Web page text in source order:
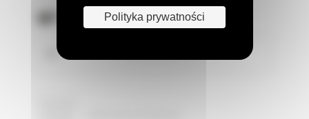
NIP FIRMY Polityka prywatności